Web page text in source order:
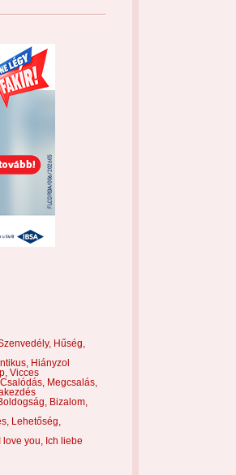
Hűség,
Hiányzol
Vicces
Csalódás,
Megcsalás,
Bizalom,
Lehetőség,
I love you,
Ich liebe